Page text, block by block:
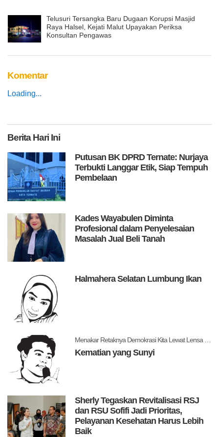
Telusuri Tersangka Baru Dugaan Korupsi Masjid
Raya Halsel, Kejati Malut Upayakan Periksa
Konsultan Pengawas
Komentar
Loading...
BeritaHari Ini
Putusan BK DPRD Ternate: Nurjaya
Terbukti Langgar Etik, Siap Tempuh
Pembelaan
Kades Wayabulen Diminta
Profesional dalam Penyelesaian
Masalah Jual Beli Tanah
Halmahera Selatan Lumbung Ikan
Kematian yang Sunyi
Sherly Tegaskan Revitalisasi RSJ
dan RSU Sofifi Jadi Prioritas,
Pelayanan Kesehatan Harus Lebih
Baik